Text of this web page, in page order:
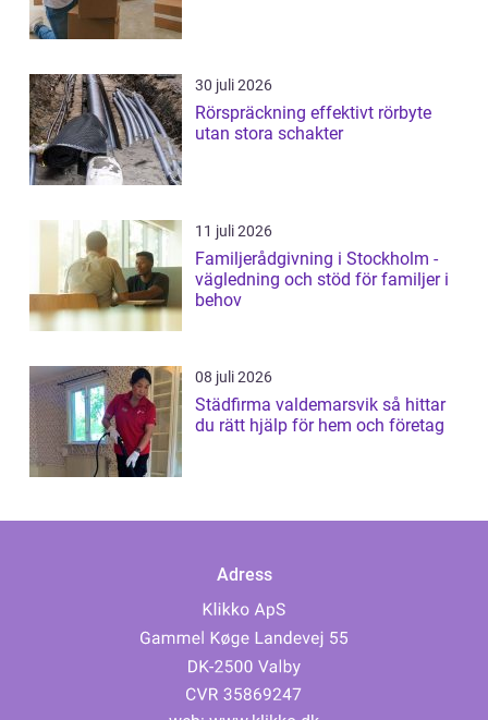
30 juli 2026
Rörspräckning effektivt rörbyte
utan stora schakter
11 juli 2026
Familjerådgivning i Stockholm -
vägledning och stöd för familjer i
behov
08 juli 2026
Städfirma valdemarsvik så hittar
du rätt hjälp för hem och företag
Adress